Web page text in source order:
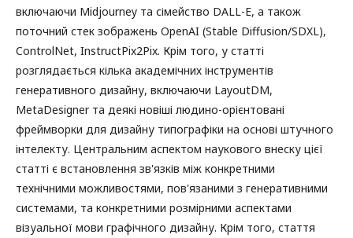
включаючи Midjourney та сімейство DALL-E, а також
поточний стек зображень OpenAI (Stable Diffusion/SDXL),
ControlNet, InstructPix2Pix. Крім того, у статті
розглядається кілька академічних інструментів
генеративного дизайну, включаючи LayoutDM,
MetaDesigner та деякі новіші людино-орієнтовані
фреймворки для дизайну типографіки на основі штучного
інтелекту. Центральним аспектом наукового внеску цієї
статті є встановлення зв'язків між конкретними
технічними можливостями, пов'язаними з генеративними
системами, та конкретними розмірними аспектами
візуальної мови графічного дизайну. Крім того, стаття